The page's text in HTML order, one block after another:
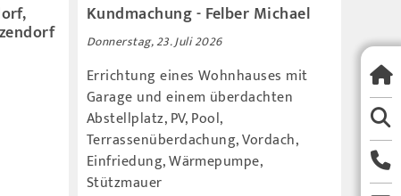
Kundmachung - Felber Michael
Donnerstag, 23. Juli 2026
Errichtung eines Wohnhauses mit
Garage und einem überdachten
Abstellplatz, PV, Pool,
Terrassenüberdachung, Vordach,
Einfriedung, Wärmepumpe,
Stützmauer